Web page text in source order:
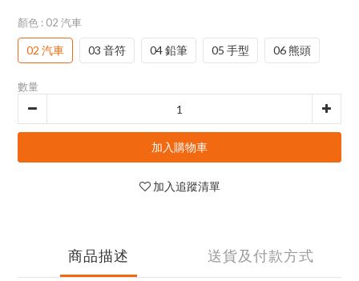
顏色 : 02 汽車
02 汽車 03 音符 04 鉛筆 05 手型 06 熊頭
數量
加入購物車
加入追蹤清單
商品描述 送貨及付款方式